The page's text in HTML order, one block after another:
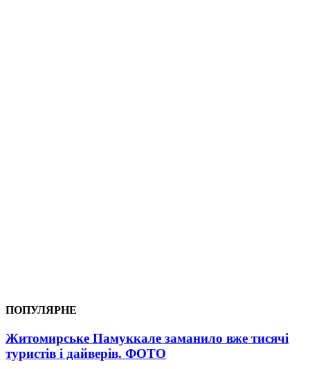
ПОПУЛЯРНЕ
Житомирське Памуккале заманило вже тисячі
туристів і дайверів. ФОТО